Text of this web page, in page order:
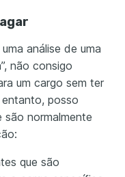
análise de uma
não consigo
um cargo sem ter
posso
são normalmente
que são